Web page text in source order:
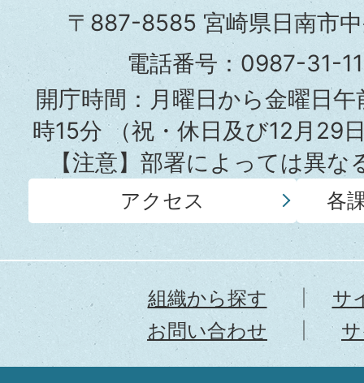
市
役
所
〒887-8585 宮崎県日南市
電話番号：0987-31-
開庁時間：月曜日から金曜日
時15分（祝・休日及び12月29
【注意】部署によっては異
アクセス 各
組織から探す
サ
お問い合わせ